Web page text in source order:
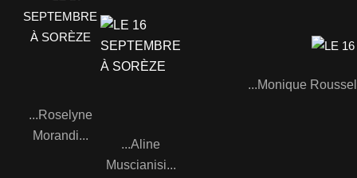
...Roselyne
Morandi...
...Aline
Muscianisi...
...Monique